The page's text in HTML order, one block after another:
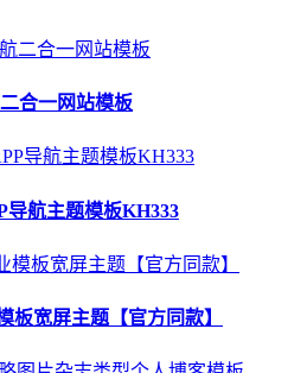
合一网站模板
导航主题模板KH333
板宽屏主题【官方同款】